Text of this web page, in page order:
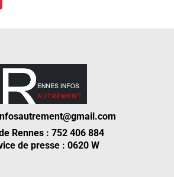
Rennes : 752 406 884
de presse : 0620 W